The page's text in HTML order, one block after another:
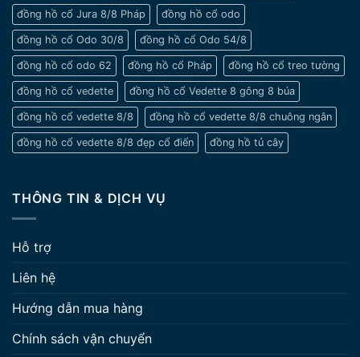
đồng hồ cổ Jura 8/8 Pháp đồng hồ cổ odo
đồng hồ cổ Odo 30/8 đồng hồ cổ Odo 54/8
đồng hồ cổ odo 62 đồng hồ cổ Pháp đồng hồ cổ treo tường
đồng hồ cổ vedette đồng hồ cổ Vedette 8 gông 8 búa
đồng hồ cổ vedette 8/8 đồng hồ cổ vedette 8/8 chuông ngân
đồng hồ cổ vedette 8/8 đẹp cổ điển đồng hồ tủ cây
THÔNG TIN & DỊCH VỤ
Hỗ trợ
Liên hệ
Hướng dẫn mua hàng
Chính sách vận chuyển